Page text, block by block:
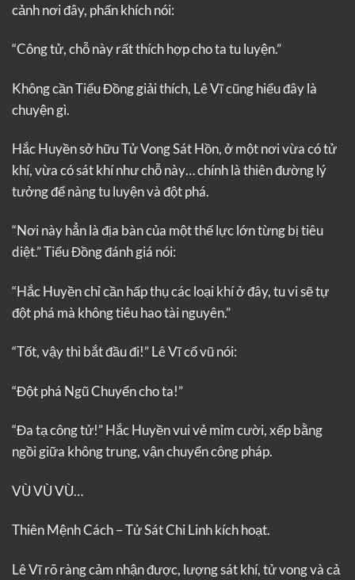
cảnh nơi đây, phấn khích nói:
“Công tử, chỗ này rất thích hợp cho ta tu luyện.”
Không cần Tiểu Đồng giải thích, Lê Vĩ cũng hiểu đây là
chuyện gì.
Hắc Huyền sở hữu Tử Vong Sát Hồn, ở một nơi vừa có tử
khí, vừa có sát khí như chỗ này… chính là thiên đường lý
tưởng để nàng tu luyện và đột phá.
“Nơi này hẳn là địa bàn của một thế lực lớn từng bị tiêu
diệt.” Tiểu Đồng đánh giá nói:
“Hắc Huyền chỉ cần hấp thụ các loại khí ở đây, tu vi sẽ tự
đột phá mà không tiêu hao tài nguyên.”
“Tốt, vậy thì bắt đầu đi!” Lê Vĩ cổ vũ nói:
“Đột phá Ngũ Chuyển cho ta!”
“Đa tạ công tử!” Hắc Huyền vui vẻ mỉm cười, xếp bằng
ngồi giữa không trung, vận chuyển công pháp.
VÙ VÙ VÙ…
Thiên Mệnh Cách – Tử Sát Chi Linh kích hoạt.
Lê Vĩ rõ ràng cảm nhận được, lượng sát khí, tử vong và cả